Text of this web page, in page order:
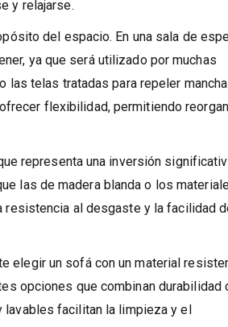
adicional. Asimismo, los sofás con
y relajarse.
del espacio. En una sala de
ya que será utilizado por muchas
telas tratadas para repeler
representa una inversión
las de madera blanda o los
al desgaste y la facilidad de
elegir un sofá con un material
opciones que combinan durabilidad